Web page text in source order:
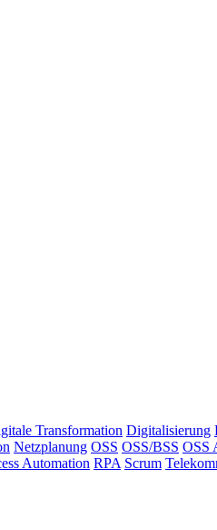
Transformation Digitalisierung
Netzplanung OSS OSS/BSS OSS
Automation RPA Scrum